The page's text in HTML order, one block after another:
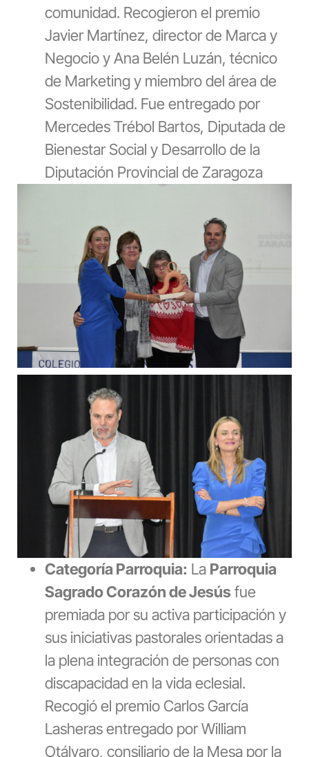
comunidad. Recogieron el premio
Javier Martínez, director de Marca y
Negocio y Ana Belén Luzán, técnico
de Marketing y miembro del área de
Sostenibilidad. Fue entregado por
Mercedes Trébol Bartos, Diputada de
Bienestar Social y Desarrollo de la
Diputación Provincial de Zaragoza
Categoría Parroquia: La Parroquia
Sagrado Corazón de Jesús fue
premiada por su activa participación y
sus iniciativas pastorales orientadas a
la plena integración de personas con
discapacidad en la vida eclesial.
Recogió el premio Carlos García
Lasheras entregado por William
Otálvaro, consiliario de la Mesa por la